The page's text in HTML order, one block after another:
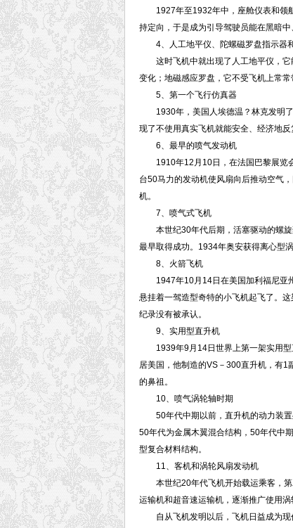
1927年至1932年中，座舱仪表和领航
持定向，于是成为引导驾驶员能在黑暗
4、人工地平仪、陀螺磁罗盘指示器
这时飞机中就出现了人工地平仪，它
变化；地磁感应罗盘，它不受飞机上常
5、第一个飞行仿真器
1930年，美国人埃德温？林克发明了
现了不使用真实飞机就能安全、经济地反
6、最早的喷气发动机
1910年12月10日，在法国巴黎展览会
台50马力的发动机使风扇向后推动空气
机。
7、喷气式飞机
本世纪30年代后期，活塞驱动的螺旋
最早取得成功。1934年奥安获得离心型
8、火箭飞机
1947年10月14日在美国加利福尼亚州
悬挂着一驾造型奇特的小飞机起飞了。
纪录没有被承认。
9、实用型直升机
1939年9月14日世界上第一架实用型
居美国，他制造的VS－300直升机，有
的鼻祖。
10、喷气涡轮轴时期
50年代中期以前，直升机的动力装置
50年代为金属木翼混合结构，50年代中
型复合材料结构。
11、客机和涡轮风扇发动机
本世纪20年代飞机开始载运乘客，第
运输机和超音速运输机，逐渐推广使用涡
自从飞机发明以后，飞机日益成为现